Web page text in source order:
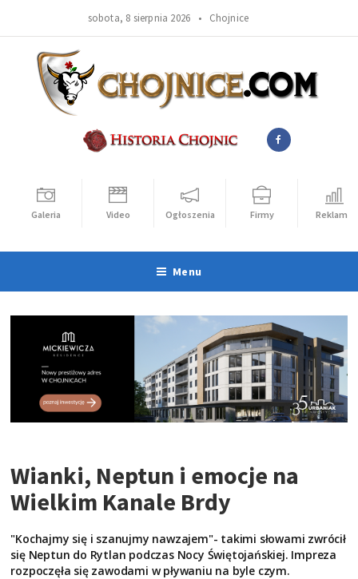
sobota, 8 sierpnia 2026 • Chojnice
Galeria Video Ogłoszenia Firmy Reklama
Menu
Wianki, Neptun i emocje na
Wielkim Kanale Brdy
"Kochajmy się i szanujmy nawzajem"- takimi słowami zwrócił
się Neptun do Rytlan podczas Nocy Świętojańskiej. Impreza
rozpoczęła się zawodami w pływaniu na byle czym.